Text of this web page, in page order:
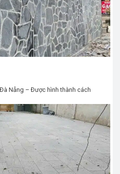
Nẵng – Được hình thành cách